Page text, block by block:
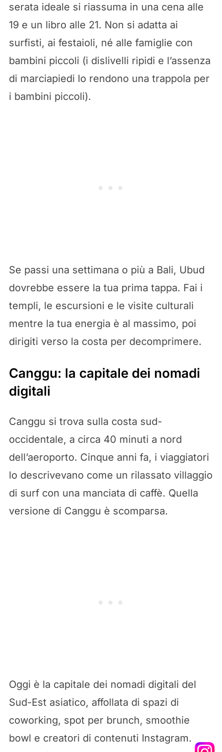
serata ideale si riassuma in una cena alle
19 e un libro alle 21. Non si adatta ai
surfisti, ai festaioli, né alle famiglie con
bambini piccoli (i dislivelli ripidi e l’assenza
di marciapiedi lo rendono una trappola per
i bambini piccoli).
Se passi una settimana o più a Bali, Ubud
dovrebbe essere la tua prima tappa. Fai i
templi, le escursioni e le visite culturali
mentre la tua energia è al massimo, poi
dirigiti verso la costa per decomprimere.
Canggu: la capitale dei nomadi
digitali
Canggu si trova sulla costa sud-
occidentale, a circa 40 minuti a nord
dell’aeroporto. Cinque anni fa, i viaggiatori
lo descrivevano come un rilassato villaggio
di surf con una manciata di caffè. Quella
versione di Canggu è scomparsa.
Oggi è la capitale dei nomadi digitali del
Sud-Est asiatico, affollata di spazi di
coworking, spot per brunch, smoothie
bowl e creatori di contenuti Instagram.